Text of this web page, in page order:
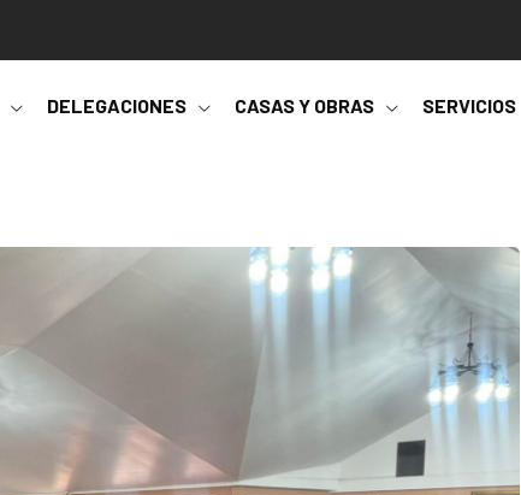
DELEGACIONES CASAS Y OBRAS SERVICIOS